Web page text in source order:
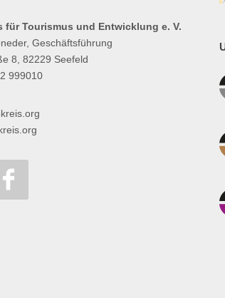
für Tourismus und Entwicklung e. V.
Geschäftsführung
8, 82229 Seefeld
999010